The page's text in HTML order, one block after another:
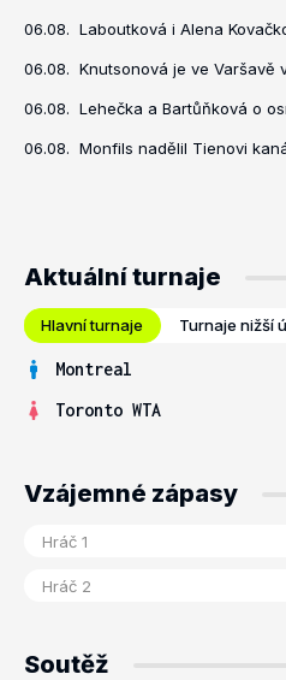
06.08. Laboutková i Alena
06.08. Knutsonová je ve Varšavě
06.08. Lehečka a Bartůňková o
06.08. Monfils nadělil Tienovi
Aktuální turnaje
Hlavní turnaje Turnaje nižší
Montreal
Toronto WTA
Vzájemné zápasy
Soutěž